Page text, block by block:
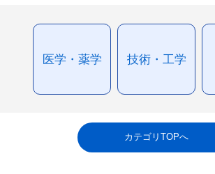
医学・薬学 技術・工学
カテゴリTOPへ